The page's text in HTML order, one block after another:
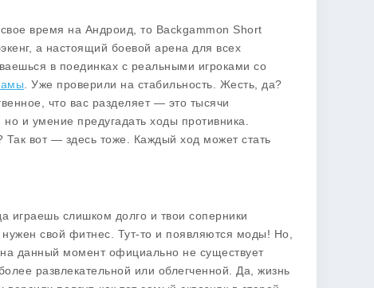
время на Андроид, то Backgammon Short
а настоящий боевой арена для всех
в поединках с реальными игроками со
. Уже проверили на стабильность. Жесть, да?
что вас разделяет — это тысячи
и умение предугадать ходы противника.
вот — здесь тоже. Каждый ход может стать
играешь слишком долго и твои соперники
свой фитнес. Тут-то и появляются моды! Но,
данный момент официально не существует
развлекательной или облегченной. Да, жизнь